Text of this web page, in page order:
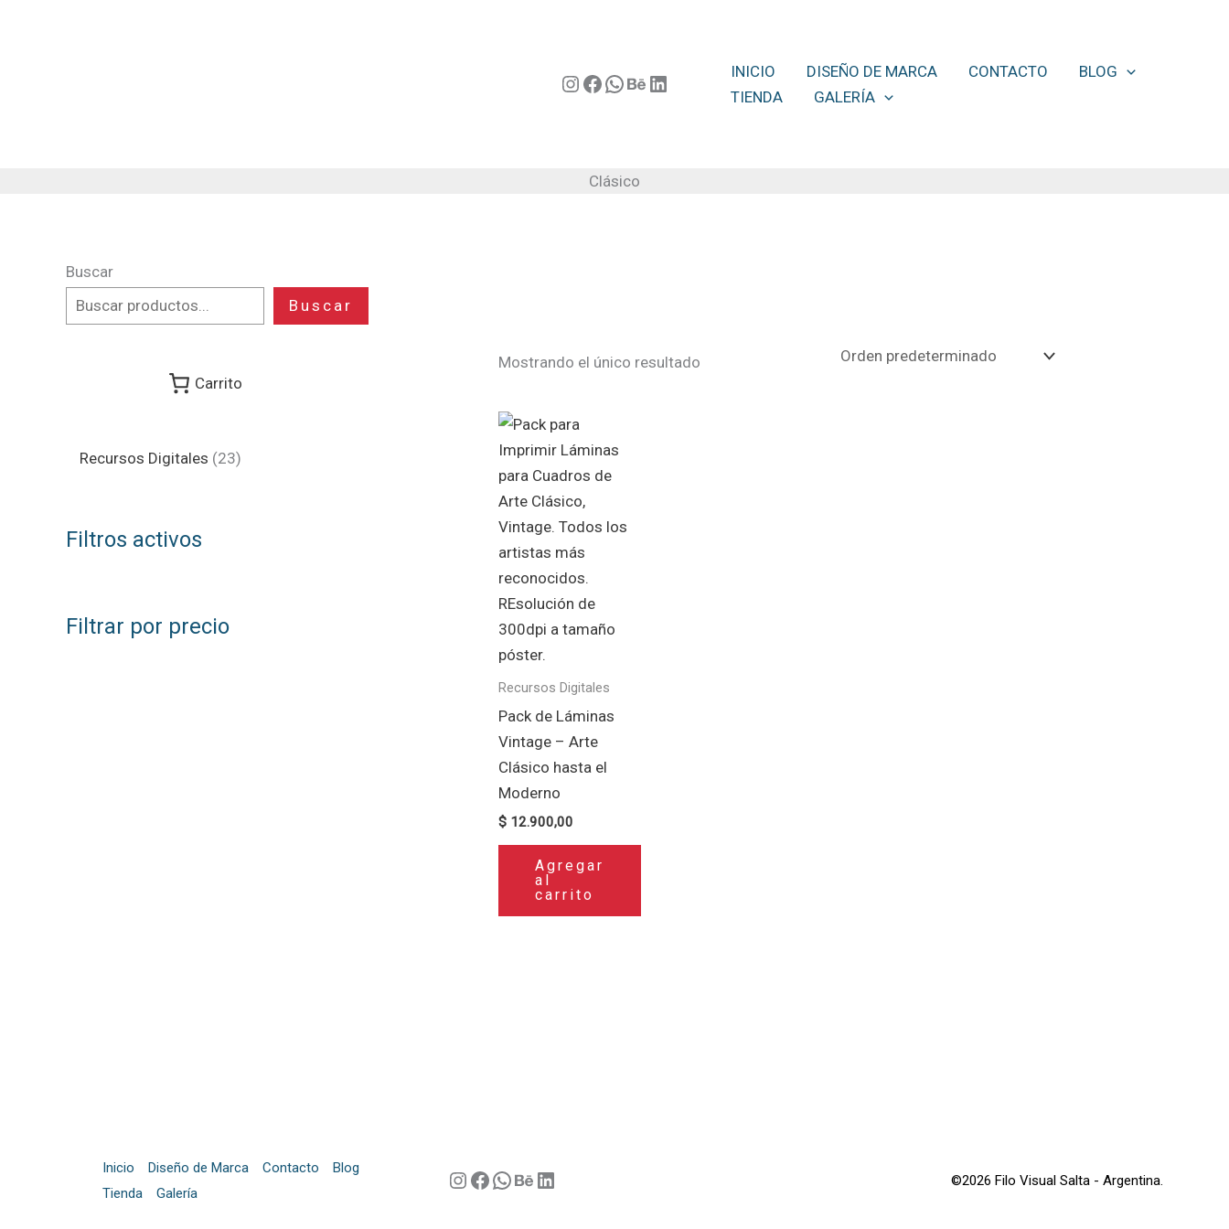
Instagram
Facebook
WhatsApp
Behance
LinkedIn INICIO DISEÑO DE MARCA CONTACTO
BLOG
TIENDA
GALERÍA
Clásico
Buscar
Buscar
Carrito
Recursos Digitales 232
Filtros activos
Filtrar por precio
Mostrando el único resultado
Recursos Digitales
Pack de Láminas
Vintage – Arte
Clásico hasta el
Moderno
$ 12.900,00
Agregar
al
carrito
Inicio Diseño de Marca Contacto
Blog
Tienda
Galería
Instagram
Facebook
WhatsApp
Behance
LinkedIn ©2026 Filo Visual Salta - Argentina.